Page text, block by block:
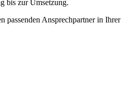
bis zur Umsetzung.
passenden Ansprechpartner in Ihrer